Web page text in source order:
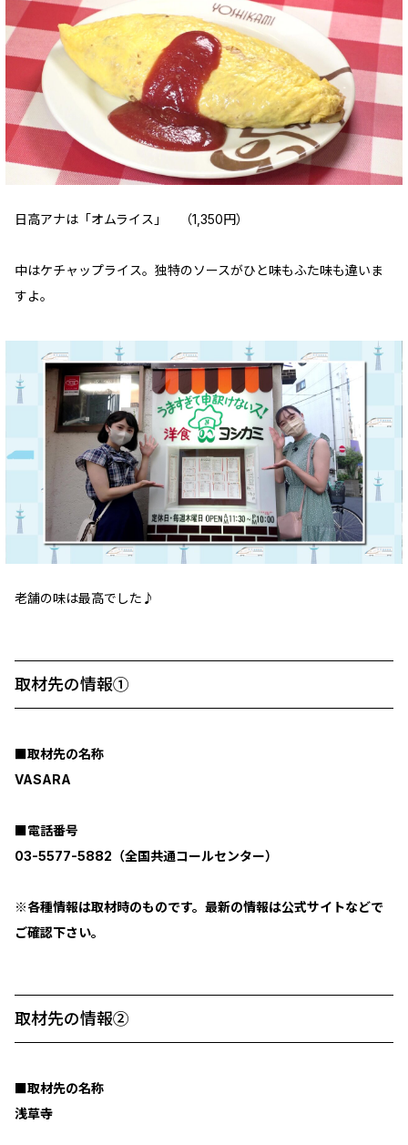
日高アナは「オムライス」 （1,350円）
中はケチャップライス。独特のソースがひと味もふた味も違いま
すよ。
老舗の味は最高でした♪
取材先の情報①
■取材先の名称
VASARA
■電話番号
03-5577-5882（全国共通コールセンター）
※各種情報は取材時のものです。最新の情報は公式サイトなどで
ご確認下さい。
取材先の情報②
■取材先の名称
浅草寺